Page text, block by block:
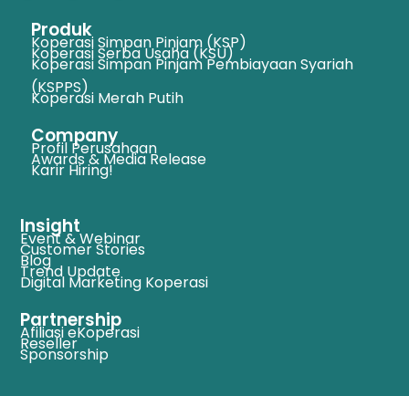
Produk
Koperasi Simpan Pinjam (KSP)
Koperasi Serba Usaha (KSU)
Koperasi Simpan Pinjam Pembiayaan Syariah
(KSPPS)
Koperasi Merah Putih
Company
Profil Perusahaan
Awards & Media Release
Karir Hiring!
Insight
Event & Webinar
Customer Stories
Blog
Trend Update
Digital Marketing Koperasi
Partnership
Afiliasi eKoperasi
Reseller
Sponsorship